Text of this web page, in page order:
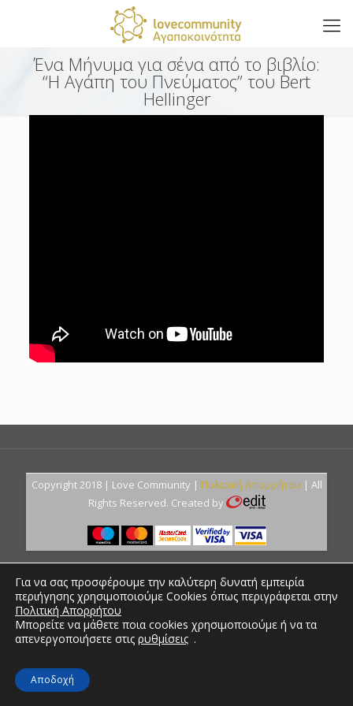
Ένα Μήνυμα για σένα από το βιβλίο:
“Η Αγάπη του Πνεύματος” του Bert
Hellinger
Copyright 2018 | Love Community | Πολιτική Απορρήτου | All
Rights Reserved. Created by
Για να σας προσφέρουμε την καλύτερη δυνατή εμπειρία
περιήγησης χρησιμοποιούμε Cookies όπως περιγράφεται στην
Πολιτική Απορρήτου
Μπορείτε να μάθετε ποια cookies χρησιμοποιούμε ή να τα
απενεργοποιήσετε στις ρυθμίσεις .
Αποδοχή